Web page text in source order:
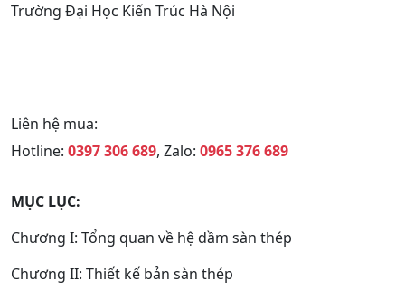
Trường Đại Học Kiến Trúc Hà Nội
Liên hệ mua:
Hotline: 0397 306 689, Zalo: 0965 376 689
MỤC LỤC:
Chương I: Tổng quan về hệ dầm sàn thép
Chương II: Thiết kế bản sàn thép